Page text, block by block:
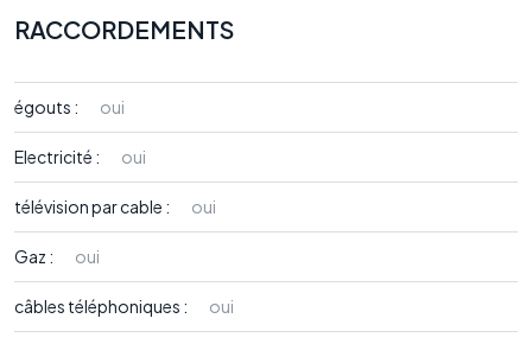
RACCORDEMENTS
égouts : oui
Electricité : oui
télévision par cable : oui
Gaz : oui
câbles téléphoniques : oui